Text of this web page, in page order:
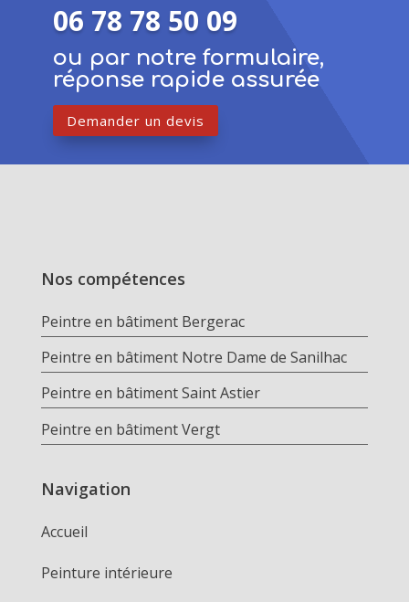
06 78 78 50 09
ou par notre formulaire,
réponse rapide assurée
Demander un devis
Nos compétences
Peintre en bâtiment Bergerac
Peintre en bâtiment Notre Dame de Sanilhac
Peintre en bâtiment Saint Astier
Peintre en bâtiment Vergt
Navigation
Accueil
Peinture intérieure